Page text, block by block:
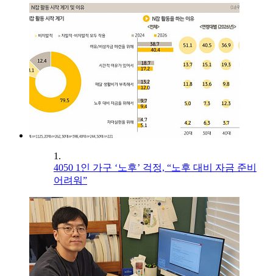
1.
4050 1인 가구 ‘노후’ 걱정, “노후 대비 자금 준비
어려워”